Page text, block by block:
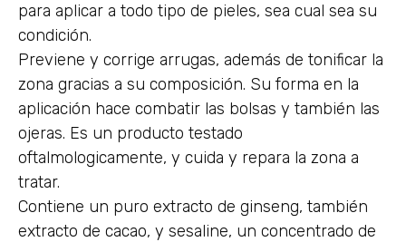
para aplicar a todo tipo de pieles, sea cual sea su
condición.
Previene y corrige arrugas, además de tonificar la
zona gracias a su composición. Su forma en la
aplicación hace combatir las bolsas y también las
ojeras. Es un producto testado
oftalmologicamente, y cuida y repara la zona a
tratar.
Contiene un puro extracto de ginseng, también
extracto de cacao, y sesaline, un concentrado de